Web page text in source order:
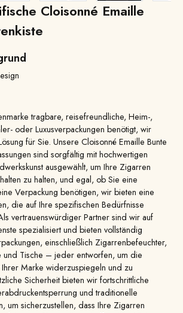
Cloisonné Emaille
tragbare, reisefreundliche, Heim-,
oder Luxusverpackungen benötigt, wir
für Sie. Unsere Cloisonné Emaille Bunte
sind sorgfältig mit hochwertigen
ausgewählt, um Ihre Zigarren
zu halten, und egal, ob Sie eine
Verpackung benötigen, wir bieten eine
die auf Ihre spezifischen Bedürfnisse
vertrauenswürdiger Partner sind wir auf
spezialisiert und bieten vollständig
einschließlich Zigarrenbefeuchter,
und Tische – jeder entworfen, um die
Marke widerzuspiegeln und zu
Sicherheit bieten wir fortschrittliche
und traditionelle
um sicherzustellen, dass Ihre Zigarren